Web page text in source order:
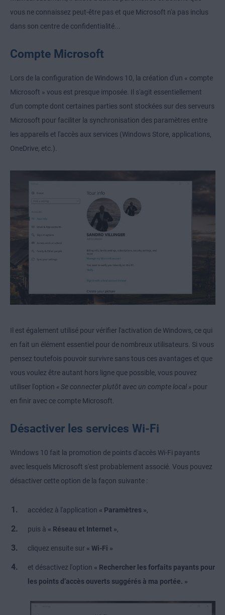
vous ne connaissez peut-être pas et que Microsoft n'a pas inclus
dans son centre de confidentialité...
Compte Microsoft
Lors de la configuration de Windows 10, la création d'un « compte
Microsoft » vous est presque imposée. Il s'agit essentiellement
d'un compte dont certaines parties sont stockées sur des serveurs
Microsoft pour faciliter la synchronisation des paramètres entre
les appareils et l'accès aux services (Windows Store, applications,
OneDrive, etc.).
Il est également utilisé pour vérifier l'activation de Windows, ce qui
en fait un élément essentiel pour de nombreux utilisateurs. Si vous
pensez toutefois pouvoir survivre sans tous ces avantages et que
vous voulez être autant hors ligne que possible, vous pouvez
utiliser l'option « Se connecter plutôt avec un compte local » pour
en finir avec ce compte Microsoft.
Désactiver les services Wi-Fi
Windows 10 fait la promotion de points d'accès Wi-Fi payants
avec lesquels Microsoft s'est probablement associé. Vous pouvez
désactiver cette option de la façon suivante :
accédez à l'application « Paramètres »,
puis à « Réseau et Internet »,
cliquez ensuite sur « Wi-Fi »
et désactivez l'option « Rechercher les forfaits payants pour
les points d’accès ouverts suggérés à ma portée. »